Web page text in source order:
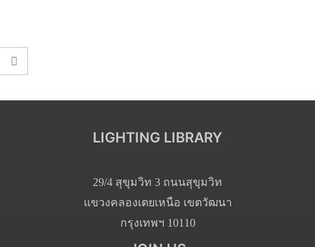
LIGHTING LIBRARY
29/4 สุขุมวิท 3 ถนนสุขุมวิท
แขวงคลองเตยเหนือ เขตวัฒนา
กรุงเทพฯ 10110